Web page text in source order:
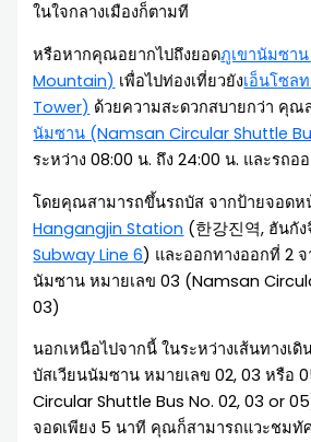
ในใจกลางเมืองก็ตามที
หรือหากคุณอยากไปถึงยอดภูเขานัมซา
Mountain) เพื่อไปท่องเที่ยวยังเอ็นโซล
Tower) ด้วยความสะดวกสบายกว่า คุณ
นัมซาน (Namsan Circular Shuttle
ระหว่าง 08:00 น. ถึง 24:00 น. และรถอ
โดยคุณสามารถขึ้นรถบัส จากป้ายจอดห
Hangangjin Station (한강진역, ฮันกั
Subway Line 6) และออกทางออกที่ 2
นัมซาน หมายเลข 03 (Namsan
03)
นอกเหนือไปจากนี้ ในระหว่างเส้นทางเดิ
บัสเวียนนัมซาน หมายเลข 02, 03 หรือ
Circular Shuttle Bus No. 02, 03 or
จอดเพียง 5 นาที คุณก็สามารถแวะชมทั